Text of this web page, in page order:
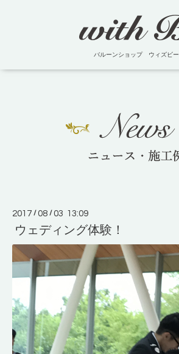
バルーンショップ ウィズビー
2017 /08 /03 13:09
ウェディング体験！